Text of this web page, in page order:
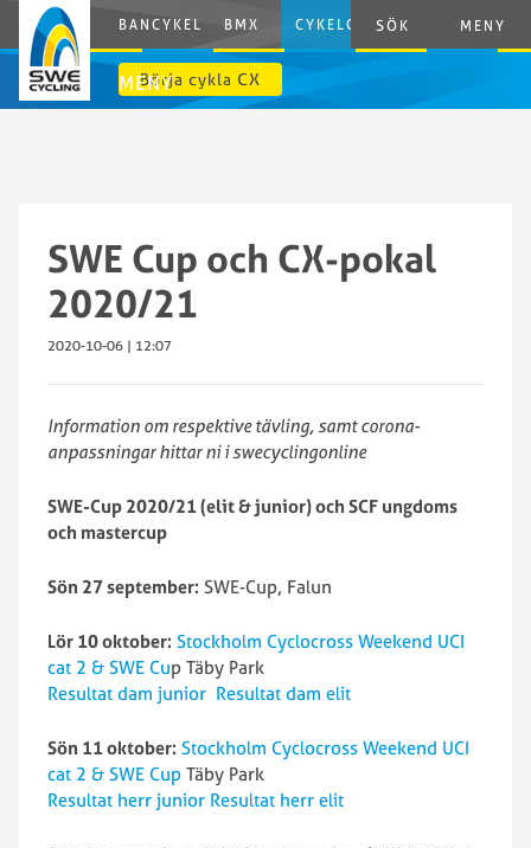
BANCYKEL BMX CYKELCROSS E-CYCLING
SÖK MENY
MENY
Börja cykla CX
SWE Cup och CX-pokal
2020/21
2020-10-06 | 12:07
Information om respektive tävling, samt corona-
anpassningar hittar ni i swecyclingonline
SWE-Cup 2020/21 (elit & junior)och SCF ungdoms
och mastercup
Sön 27 september: SWE-Cup, Falun
Lör 10 oktober: Stockholm Cyclocross Weekend UCI
cat 2 & SWE Cup Täby Park
Resultat dam junior Resultat dam elit
Sön 11 oktober: Stockholm Cyclocross Weekend UCI
cat 2 & SWE Cup Täby Park
Resultat herr junior Resultat herr elit